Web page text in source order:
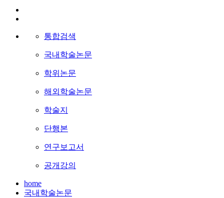
통합검색
국내학술논문
학위논문
해외학술논문
학술지
단행본
연구보고서
공개강의
home
국내학술논문